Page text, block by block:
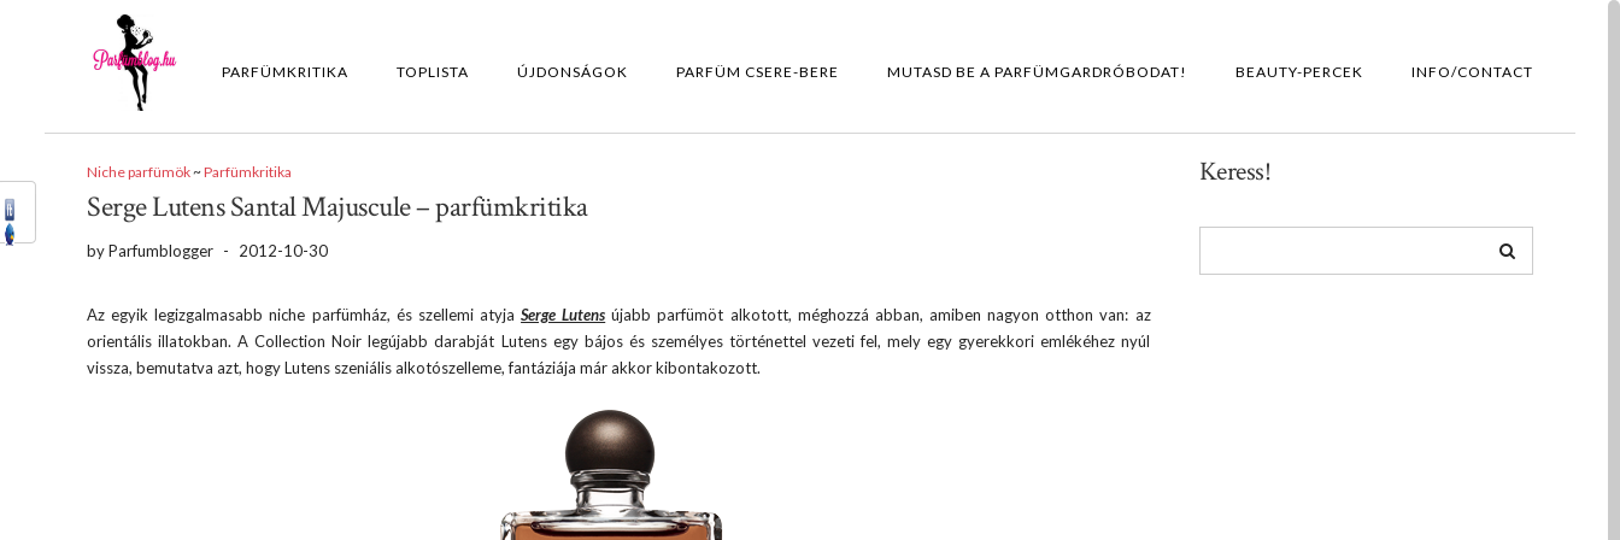
PARFÜMKRITIKA TOPLISTA ÚJDONSÁGOK PARFÜM CSERE-BERE MUTASD BE A PARFÜMGARDRÓBODAT! BEAUTY-PERCEK INFO/CONTACT
Niche parfümök~Parfümkritika
Serge Lutens Santal Majuscule – parfümkritika
byParfumblogger - 2012-10-30
Az egyik legizgalmasabb niche parfümház, és szellemi atyjaSerge Lutens újabb parfümöt alkotott, méghozzá abban, amiben nagyon otthon van: az
orientális illatokban. A Collection Noir legújabb darabját Lutens egy bájos és személyes történettel vezeti fel, mely egy gyerekkori emlékéhez nyúl
vissza, bemutatva azt, hogy Lutens szeniális alkotószelleme, fantáziája már akkor kibontakozott.
Keress!